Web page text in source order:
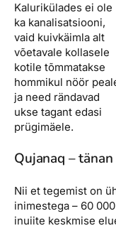
Kalurikülades ei ole
ka kanalisatsiooni,
vaid kuivkäimla alt
võetavale kollasele
kotile tõmmatakse
hommikul nöör
ja need rändavad
ukse tagant edasi
prügimäele.
Qujanaq – tänan
Nii et tegemist on
inimestega – 60
inuiite keskmise